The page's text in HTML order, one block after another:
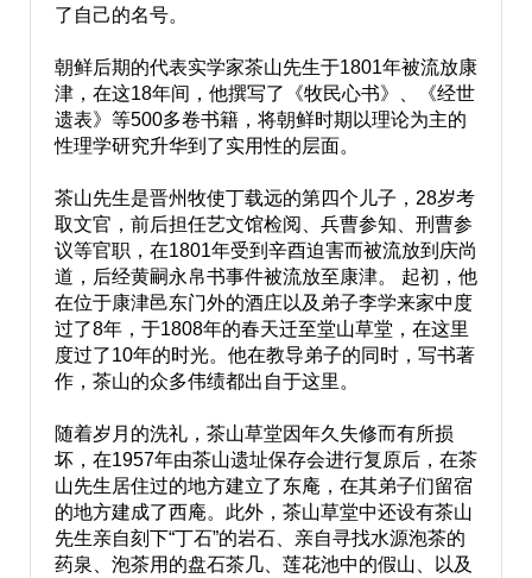
了自己的名号。
朝鲜后期的代表实学家茶山先生于1801年被流放康
津，在这18年间，他撰写了《牧民心书》、《经世
遗表》等500多卷书籍，将朝鲜时期以理论为主的
性理学研究升华到了实用性的层面。
茶山先生是晋州牧使丁载远的第四个儿子，28岁考
取文官，前后担任艺文馆检阅、兵曹参知、刑曹参
议等官职，在1801年受到辛酉迫害而被流放到庆尚
道，后经黄嗣永帛书事件被流放至康津。 起初，他
在位于康津邑东门外的酒庄以及弟子李学来家中度
过了8年，于1808年的春天迁至堂山草堂，在这里
度过了10年的时光。他在教导弟子的同时，写书著
作，茶山的众多伟绩都出自于这里。
随着岁月的洗礼，茶山草堂因年久失修而有所损
坏，在1957年由茶山遗址保存会进行复原后，在茶
山先生居住过的地方建立了东庵，在其弟子们留宿
的地方建成了西庵。此外，茶山草堂中还设有茶山
先生亲自刻下“丁石”的岩石、亲自寻找水源泡茶的
药泉、泡茶用的盘石茶几、莲花池中的假山、以及